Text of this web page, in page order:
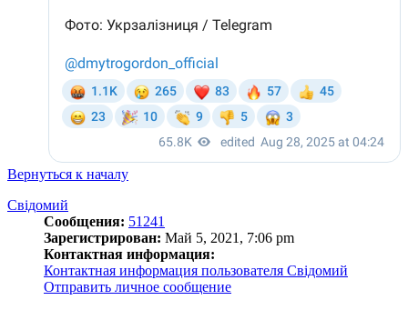
Вернуться к началу
Свідомий
Сообщения: 51241
Зарегистрирован: Май 5, 2021, 7:06 pm
Контактная информация:
Контактная информация пользователя Свідомий
Отправить личное сообщение